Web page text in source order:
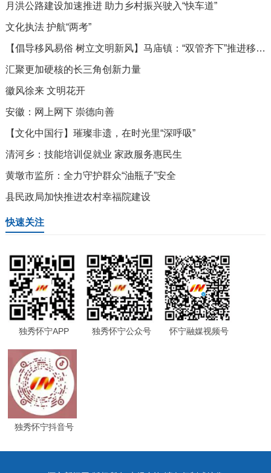
月洪公路建设加速推进 助力乡村振兴驶入“快车道”
文化执法 护航“两考”
【倡导移风易俗 树立文明新风】马庙镇：“双管齐下”推进移风易俗 让文明祭扫蔚然成风
汇聚更加硬核的长三角创新力量
徽风徐来 文明花开
安徽：网上网下 崇德向善
【文化中国行】璀璨非遗，在时光里“深呼吸”
清河乡：技能培训促就业 家政服务惠民生
黄墩市监所：全力守护群众“油瓶子”安全
县民政局加快推进农村幸福院建设
快速关注
独秀怀宁APP 独秀怀宁公众号 怀宁融媒视频号
独秀怀宁抖音号